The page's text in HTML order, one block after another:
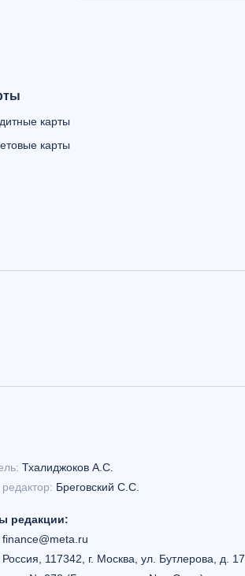
карты
карты
Тхалиджоков А.С.
Бреговский С.С.
редакции:
finance@meta.ru
Россия, 117342, г. Москва, ул. Бутлерова, д. 17,